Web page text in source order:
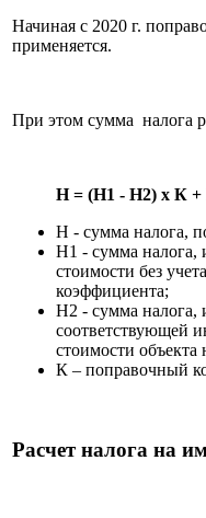
Начиная с 2020 г.
применяется.
При этом сумма налога
Н = (Н1 - Н2) x К +
Н - сумма налога,
Н1 - сумма налога,
стоимости без
коэффициента;
Н2 - сумма налога,
соответствующей
стоимости
К – поправочный
Расчет налога на